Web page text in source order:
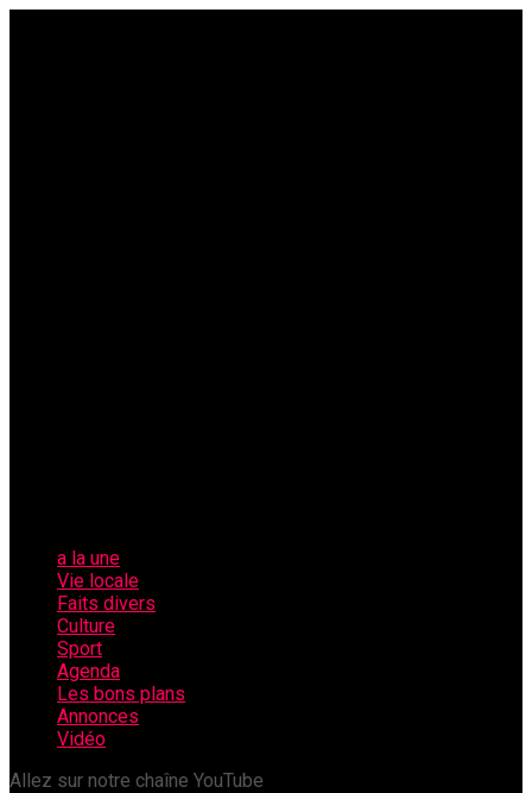
a la une
Vie locale
Faits divers
Culture
Sport
Agenda
Les bons plans
Annonces
Vidéo
Allez sur notre chaîne YouTube